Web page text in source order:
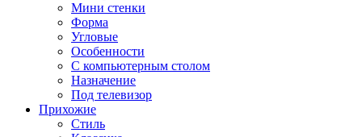
Мини стенки
Форма
Угловые
Особенности
С компьютерным столом
Назначение
Под телевизор
Прихожие
Стиль